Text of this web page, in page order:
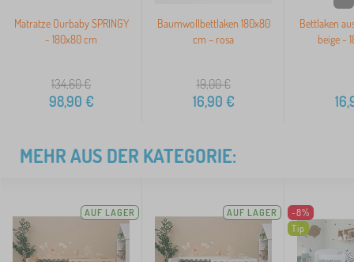
Matratze Ourbaby SPRINGY
- 180x80 cm
134,60€
98,90 €
Baumwollbettlaken 180x80
cm – rosa
19,00€
16,90 €
Bettlaken
beige -
MEHR AUS DER KATEGORIE:
AUF LAGER AUF LAGER
-8%
Tip